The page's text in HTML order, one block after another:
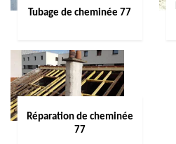
Tubage de cheminée 77
Réparation de cheminée
77